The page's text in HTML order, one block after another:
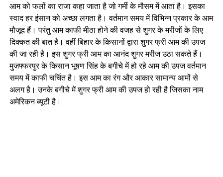
आम को फलों का राजा कहा जाता है जो गर्मी के मौसम में आता है। इसका
स्वाद हर इंसान को अच्छा लगता है। वर्तमान समय में विभिन्न प्रकार के आम
मौजूद हैं। परंतु आम काफी मीठा होने की वजह से शुगर के मरीजों के लिए
दिक्कत की बात है। वहीं बिहार के किसानों द्वारा शुगर फ्री आम की उपज
की जा रही है। इस शुगर फ्री आम का आनंद शुगर मरीज उठा सकते हैं।
मुजफ्फरपुर के किसान भूषण सिंह के बगीचे में हो रहे आम की उपज वर्तमान
समय में काफी चर्चित है। इस आम का रंग और आकार सामान्य आमों से
अलग है। उनके बगीचे में शुगर फ्री आम की उपज हो रही है जिसका नाम
अमेरिकन ब्यूटी है।